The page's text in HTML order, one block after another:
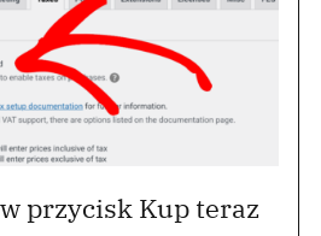
przycisk Kup teraz